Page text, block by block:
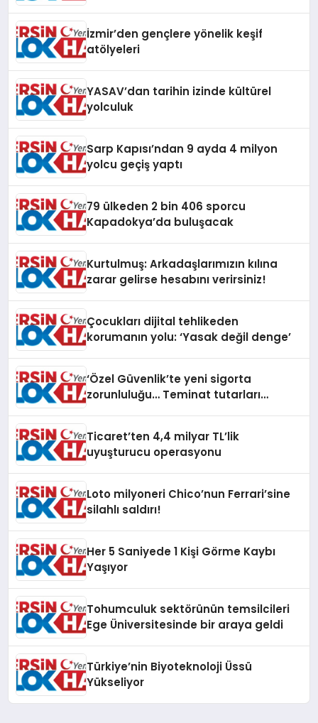
İzmir’den gençlere yönelik keşif
atölyeleri
YASAV’dan tarihin izinde kültürel
yolculuk
Sarp Kapısı’ndan 9 ayda 4 milyon
yolcu geçiş yaptı
79 ülkeden 2 bin 406 sporcu
Kapadokya’da buluşacak
Kurtulmuş: Arkadaşlarımızın kılına
zarar gelirse hesabını verirsiniz!
Çocukları dijital tehlikeden
korumanın yolu: ‘Yasak değil denge’
‘Özel Güvenlik’te yeni sigorta
zorunluluğu… Teminat tutarları
Ticaret’ten 4,4 milyar TL’lik
uyuşturucu operasyonu
Loto milyoneri Chico’nun Ferrari’sine
silahlı saldırı!
Her 5 Saniyede 1 Kişi Görme Kaybı
Yaşıyor
Tohumculuk sektörünün temsilcileri
Ege Üniversitesinde bir araya geldi
Türkiye’nin Biyoteknoloji Üssü
Yükseliyor